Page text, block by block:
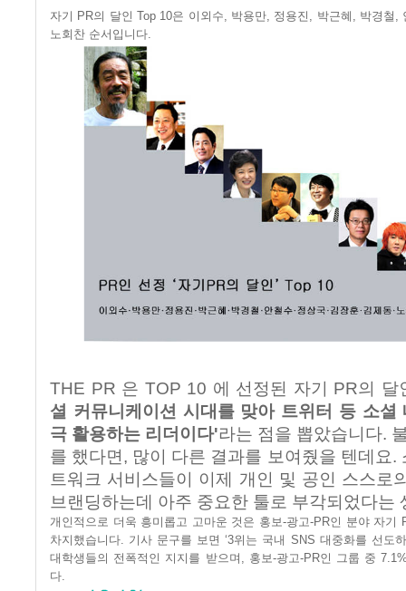
자기 PR의 달인 Top 10은 이외수, 박용만, 정용진 , 박근혜 , 박경철 ,
노회찬 순서입니다.
THE PR 은 TOP 10 에 선정된 자기 PR의 달
셜 커뮤니케이션 시대를 맞아 트위터 등 소셜
극 활용하는 리더이다'라는 점을 뽑았습니다.
를 했다면 , 많이 다른 결과를 보여줬을 텐데요.
트워크 서비스들이 이제 개인 및 공인 스스로
브랜딩하는데 아주 중요한 툴로 부각되었다는
개인적으로 더욱 흥미롭고 고마운 것은 홍보-광고-PR인 분야 자기
차지했습니다. 기사 문구를 보면‘3위는 국내 SNS 대중화를 선도
대학생들의 전폭적인 지지를 받으며 , 홍보-광고-PR인 그룹 중
다.